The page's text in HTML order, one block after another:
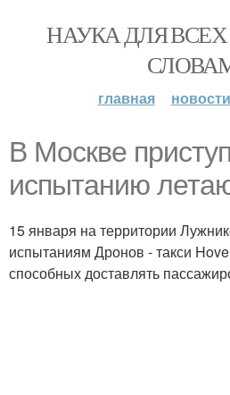
НАУКА ДЛЯ
главная новости
В Москве
испытанию
15 января на территории
испытаниям Дронов - такси
способных доставлять